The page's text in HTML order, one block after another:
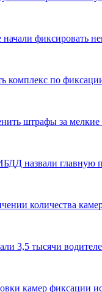
фиксировать
комплекс по
штрафы за
назвали главную
количества
3,5 тысячи
камер фиксации